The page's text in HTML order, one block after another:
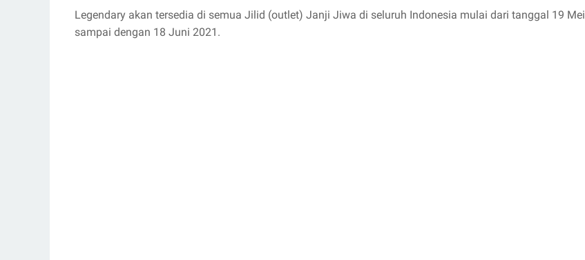
Legendary akan tersedia di semua Jilid (outlet) Janji Jiwa di seluruh Indonesia mulai dari tanggal 19 Mei
sampai dengan 18 Juni 2021.